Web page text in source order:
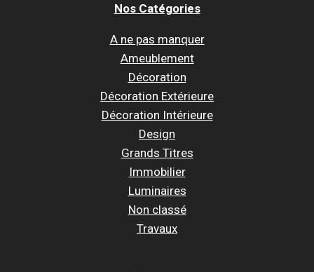
Nos Catégories
A ne pas manquer
Ameublement
Décoration
Décoration Extérieure
Décoration Intérieure
Design
Grands Titres
Immobilier
Luminaires
Non classé
Travaux